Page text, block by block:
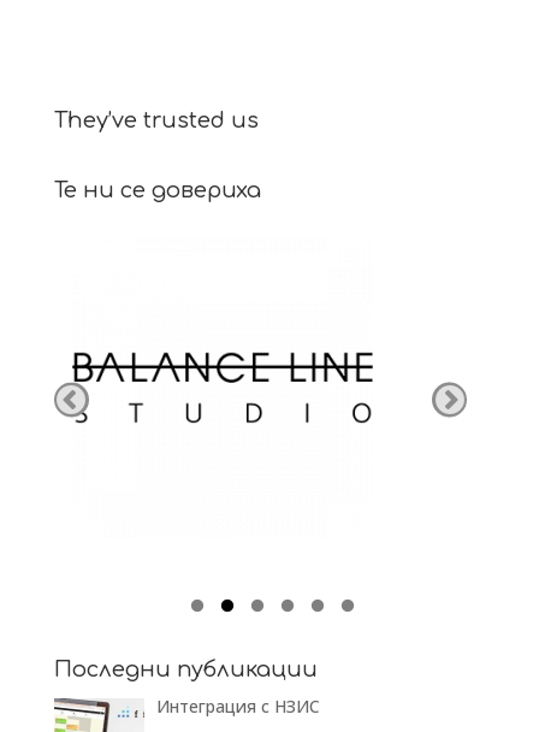
They’ve trusted us
Те ни се довериха
Последни публикации
Интеграция с НЗИС